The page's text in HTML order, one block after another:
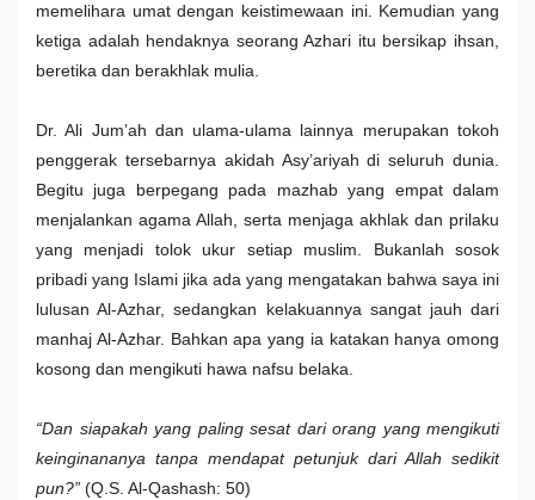
memelihara umat dengan keistimewaan ini. Kemudian yang
ketiga adalah hendaknya seorang Azhari itu bersikap ihsan,
beretika dan berakhlak mulia.
Dr. Ali Jum’ah dan ulama-ulama lainnya merupakan tokoh
penggerak tersebarnya akidah Asy’ariyah di seluruh dunia.
Begitu juga berpegang pada mazhab yang empat dalam
menjalankan agama Allah, serta menjaga akhlak dan prilaku
yang menjadi tolok ukur setiap muslim. Bukanlah sosok
pribadi yang Islami jika ada yang mengatakan bahwa saya ini
lulusan Al-Azhar, sedangkan kelakuannya sangat jauh dari
manhaj Al-Azhar. Bahkan apa yang ia katakan hanya omong
kosong dan mengikuti hawa nafsu belaka.
“Dan siapakah yang paling sesat dari orang yang mengikuti
keinginananya tanpa mendapat petunjuk dari Allah sedikit
pun?” (Q.S. Al-Qashash: 50)